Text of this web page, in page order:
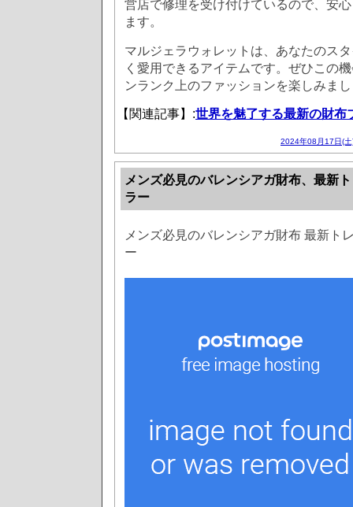
営店で修理を受け付けているので、安
ます。
マルジェラウォレットは、あなたのス
く愛用できるアイテムです。ぜひこの
ンランク上のファッションを楽しみま
【関連記事】:世界を魅了する最新の財布
2024年08月17日(
メンズ必見のバレンシアガ財布、最新
ラー
メンズ必見のバレンシアガ財布 最新ト
ー